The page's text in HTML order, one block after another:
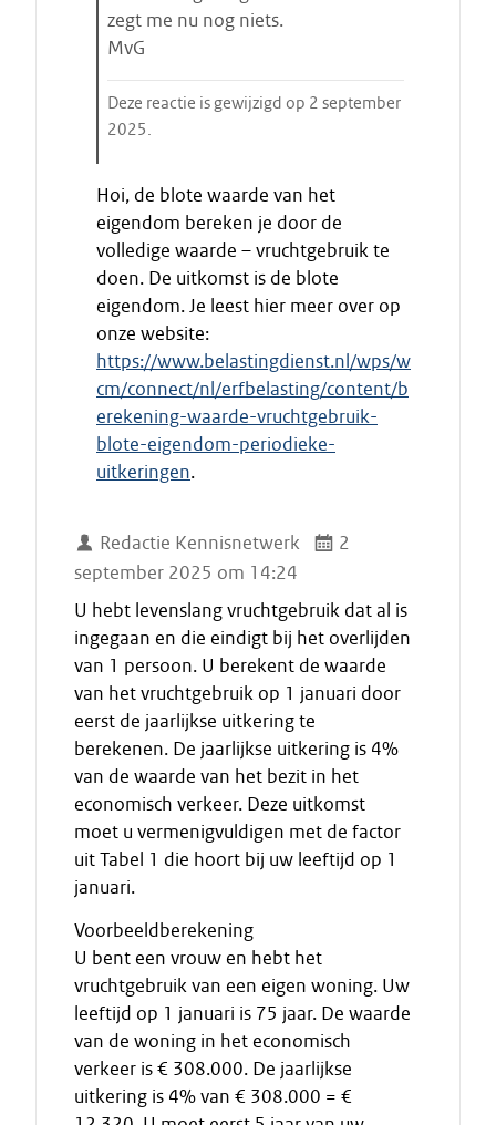
zegt me nu nog niets.
MvG
Deze reactie is gewijzigd op 2 september
2025.
i
n
d
e
c
i
t
a
a
t
Hoi, de blote waarde van het
eigendom bereken je door de
volledige waarde – vruchtgebruik te
doen. De uitkomst is de blote
eigendom. Je leest hier meer over op
onze website:
https://www.belastingdienst.nl/wps/w
cm/connect/nl/erfbelasting/content/b
erekening-waarde-vruchtgebruik-
blote-eigendom-periodieke-
uitkeringen.
Redactie Kennisnetwerk
2
september 2025 om 14:24
U hebt levenslang vruchtgebruik dat al is
ingegaan en die eindigt bij het overlijden
van 1 persoon. U berekent de waarde
van het vruchtgebruik op 1 januari door
eerst de jaarlijkse uitkering te
berekenen. De jaarlijkse uitkering is 4%
van de waarde van het bezit in het
economisch verkeer. Deze uitkomst
moet u vermenigvuldigen met de factor
uit Tabel 1 die hoort bij uw leeftijd op 1
januari.
Voorbeeldberekening
U bent een vrouw en hebt het
vruchtgebruik van een eigen woning. Uw
leeftijd op 1 januari is 75 jaar. De waarde
van de woning in het economisch
verkeer is € 308.000. De jaarlijkse
uitkering is 4% van € 308.000 = €